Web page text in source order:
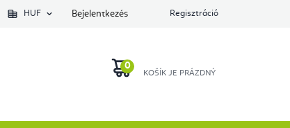
HUF Bejelentkezés Regisztráció